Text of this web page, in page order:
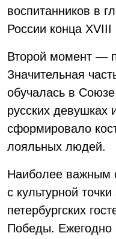
воспитанников в
России конца XVIII
Второй момент —
Значительная
обучалась в
русских девушках
сформировало
лояльных людей.
Наиболее важным
с культурной
петербургских
Победы. Ежегодно